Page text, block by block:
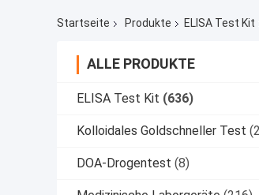
Startseite Produkte ELISA Test Kit
ALLE PRODUKTE
ELISA Test Kit (636)
Kolloidales Goldschneller Test
DOA-Drogentest (8)